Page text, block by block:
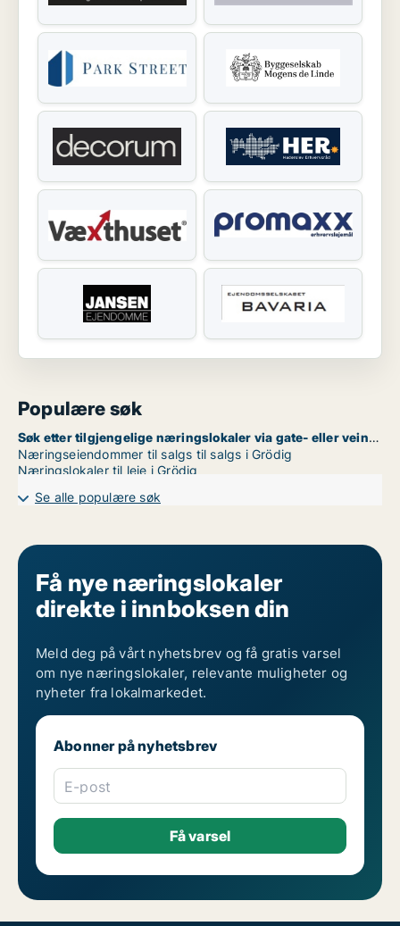
Populære søk
Søk etter tilgjengelige næringslokaler via gate- eller veinavn i Grödig
Næringseiendommer til salgs til salgs i Grödig
Næringslokaler til leie i Grödig
Se alle populære søk
Få nye næringslokaler
direkte i innboksen din
Meld deg på vårt nyhetsbrev og få gratis varsel
om nye næringslokaler, relevante muligheter og
nyheter fra lokalmarkedet.
Abonner på nyhetsbrev
E-post